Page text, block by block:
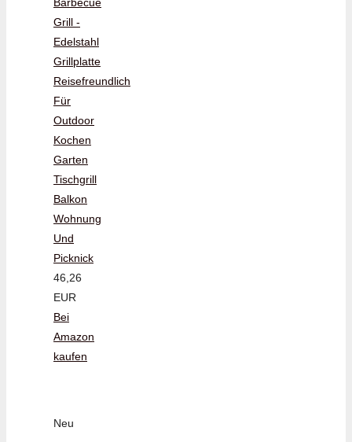
Grill -
Edelstahl
Grillplatte
Reisefreundlich
Für
Outdoor
Kochen
Garten
Tischgrill
Balkon
Wohnung
Und
Picknick
46,26
EUR
Bei
Amazon
kaufen
Neu